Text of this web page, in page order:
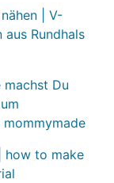
| V-
Rundhals
machst Du
how to make